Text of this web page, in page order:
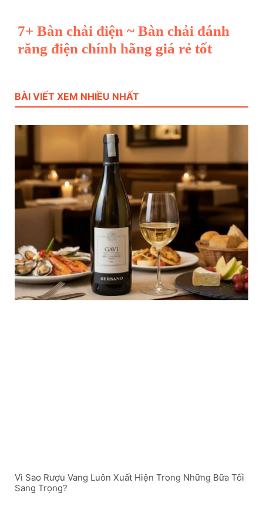
7+ Bàn chải điện ~ Bàn chải đánh
răng điện chính hãng giá rẻ tốt
BÀI VIẾT XEM NHIỀU NHẤT
Vì Sao Rượu Vang Luôn Xuất Hiện Trong Những Bữa Tối
Sang Trọng?